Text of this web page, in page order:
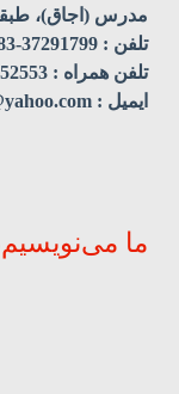
مدرس (اجاق)،
تلفن : 37291799-083 فکس : 37221829-083
تلفن همراه : 09108552553
ایمیل : shahreman94@yahoo.com
ما